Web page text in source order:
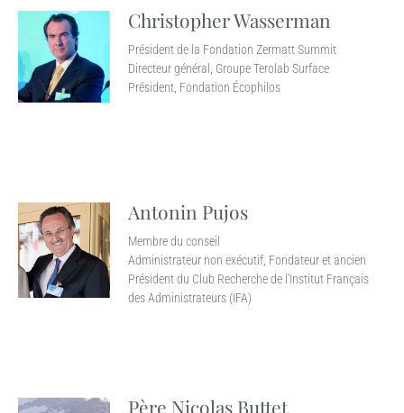
Christopher Wasserman
Président de la Fondation Zermatt Summit
Directeur général, Groupe Terolab Surface
Président, Fondation Écophilos
Antonin Pujos
Membre du conseil
Administrateur non exécutif, Fondateur et ancien
Président du Club Recherche de l'Institut Français
des Administrateurs (IFA)
Père Nicolas Buttet